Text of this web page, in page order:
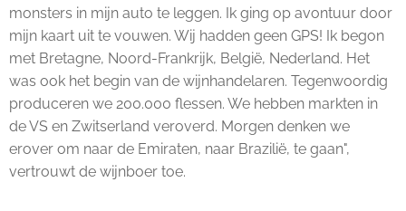
monsters in mijn auto te leggen. Ik ging op avontuur door
mijn kaart uit te vouwen. Wij hadden geen GPS! Ik begon
met Bretagne, Noord-Frankrijk, België, Nederland. Het
was ook het begin van de wijnhandelaren. Tegenwoordig
produceren we 200.000 flessen. We hebben markten in
de VS en Zwitserland veroverd. Morgen denken we
erover om naar de Emiraten, naar Brazilië, te gaan",
vertrouwt de wijnboer toe.